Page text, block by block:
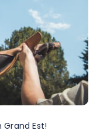
Est!